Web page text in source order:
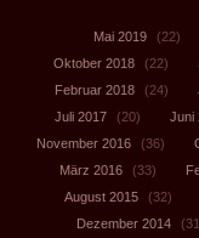
Mai 2019 (22)
Oktober 2018
(22)
Februar 2018
(24)
Juli 2017
(20) Juni
November 2016
(36)
März 2016
(33)
August 2015
(32)
Dezember 2014